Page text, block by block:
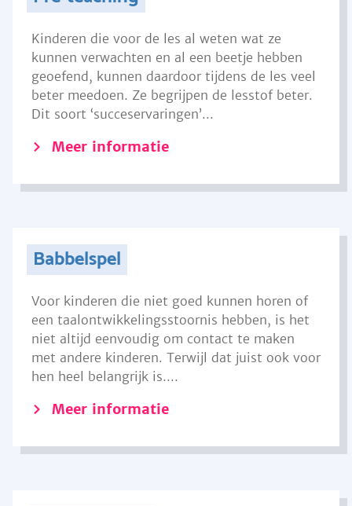
Kinderen die voor de les al weten wat ze
kunnen verwachten en al een beetje hebben
geoefend, kunnen daardoor tijdens de les veel
beter meedoen. Ze begrijpen de lesstof beter.
Dit soort ‘succeservaringen’...
Meer informatie
Babbelspel
Voor kinderen die niet goed kunnen horen of
een taalontwikkelingsstoornis hebben, is het
niet altijd eenvoudig om contact te maken
met andere kinderen. Terwijl dat juist ook voor
hen heel belangrijk is....
Meer informatie